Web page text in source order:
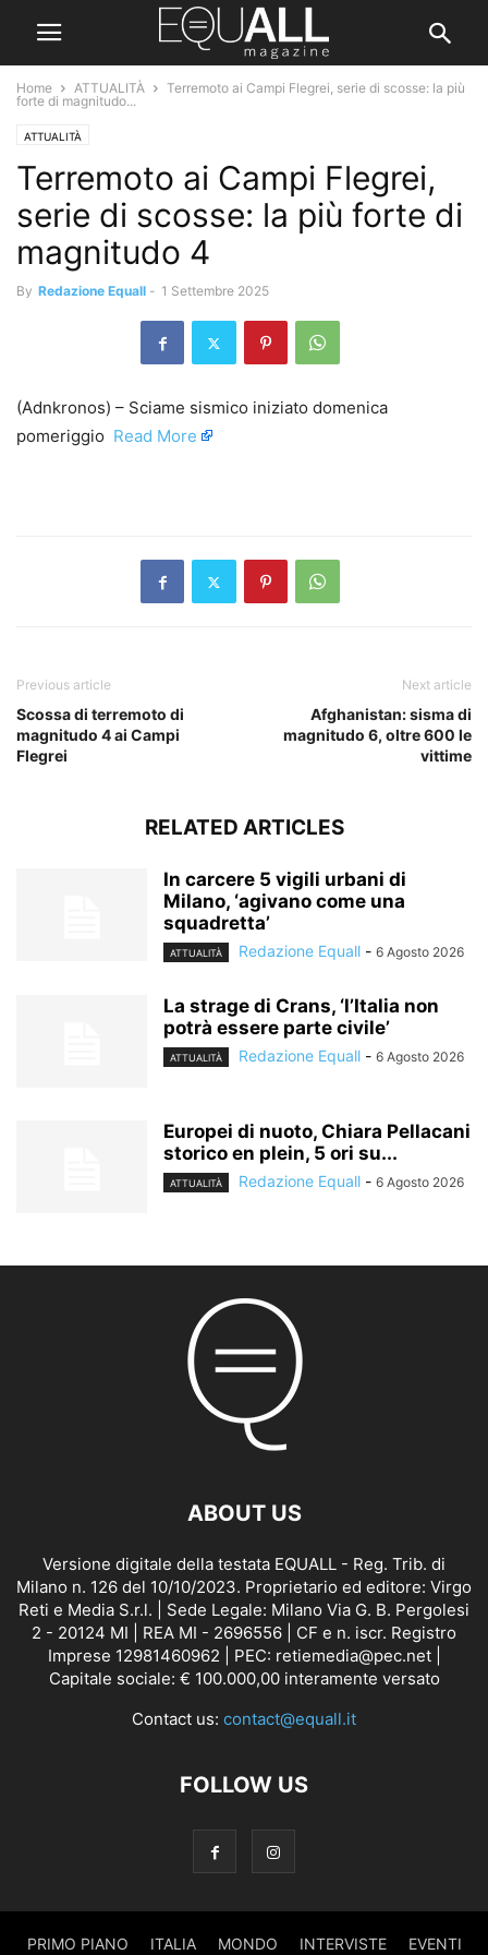
Home ATTUALITÀ
Terremoto ai Campi Flegrei, serie di scosse: la più
forte di magnitudo...
ATTUALITÀ
Terremoto ai Campi Flegrei,
serie di scosse: la più forte di
magnitudo 4
By Redazione Equall - 1 Settembre 2025
(Adnkronos) – Sciame sismico iniziato domenica
pomeriggio ​ Read More
Previous article
Scossa di terremoto di
magnitudo 4 ai Campi
Flegrei
Next article
Afghanistan: sisma di
magnitudo 6, oltre 600 le
vittime
RELATED ARTICLES
In carcere 5 vigili urbani di
Milano, ‘agivano come una
squadretta’
ATTUALITÀ Redazione Equall - 6 Agosto 2026
La strage di Crans, ‘l’Italia non
potrà essere parte civile’
ATTUALITÀ Redazione Equall - 6 Agosto 2026
Europei di nuoto, Chiara Pellacani
storico en plein, 5 ori su...
ATTUALITÀ Redazione Equall - 6 Agosto 2026
ABOUT US
Versione digitale della testata EQUALL - Reg. Trib. di
Milano n. 126 del 10/10/2023. Proprietario ed editore: Virgo
Reti e Media S.r.l. | Sede Legale: Milano Via G. B. Pergolesi
2 - 20124 MI | REA MI - 2696556 | CF e n. iscr. Registro
Imprese 12981460962 | PEC: retiemedia@pec.net |
Capitale sociale: € 100.000,00 interamente versato
Contact us: contact@equall.it
FOLLOW US
PRIMO PIANO ITALIA MONDO INTERVISTE EVENTI